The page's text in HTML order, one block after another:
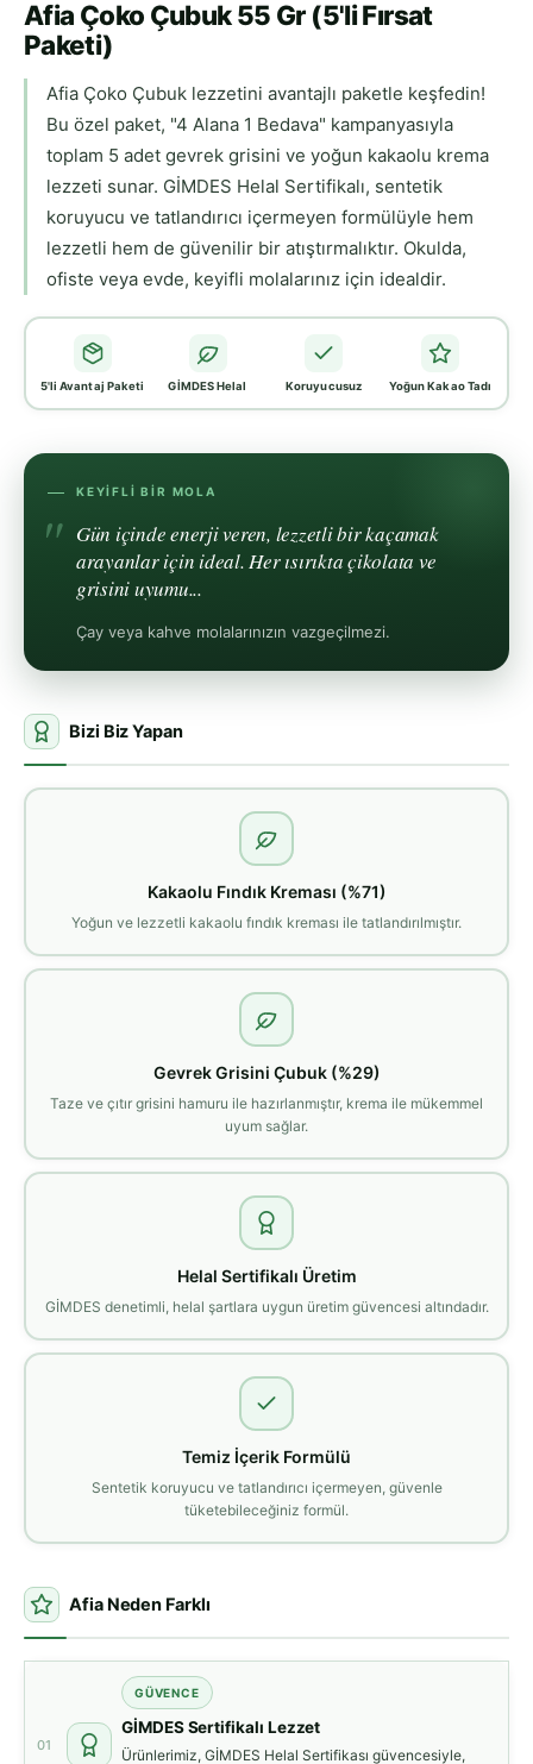
Afia Çoko Çubuk 55 Gr (5'li Fırsat
Paketi)
Afia Çoko Çubuk lezzetini avantajlı paketle keşfedin!
Bu özel paket, "4 Alana 1 Bedava" kampanyasıyla
toplam 5 adet gevrek grisini ve yoğun kakaolu krema
lezzeti sunar. GİMDES Helal Sertifikalı, sentetik
koruyucu ve tatlandırıcı içermeyen formülüyle hem
lezzetli hem de güvenilir bir atıştırmalıktır. Okulda,
ofiste veya evde, keyifli molalarınız için idealdir.
5'li Avantaj Paketi GİMDES Helal Koruyucusuz Yoğun Kakao Tadı
KEYIFLI BIR MOLA
Gün içinde enerji veren, lezzetli bir kaçamak
arayanlar için ideal. Her ısırıkta çikolata ve
grisini uyumu...
Çay veya kahve molalarınızın vazgeçilmezi.
Bizi Biz Yapan
Kakaolu Fındık Kreması (%71)
Yoğun ve lezzetli kakaolu fındık kreması ile tatlandırılmıştır.
Gevrek Grisini Çubuk (%29)
Taze ve çıtır grisini hamuru ile hazırlanmıştır, krema ile mükemmel
uyum sağlar.
Helal Sertifikalı Üretim
GİMDES denetimli, helal şartlara uygun üretim güvencesi altındadır.
Temiz İçerik Formülü
Sentetik koruyucu ve tatlandırıcı içermeyen, güvenle
tüketebileceğiniz formül.
Afia Neden Farklı
01
GÜVENCE
GİMDES Sertifikalı Lezzet
Ürünlerimiz, GİMDES Helal Sertifikası güvencesiyle,